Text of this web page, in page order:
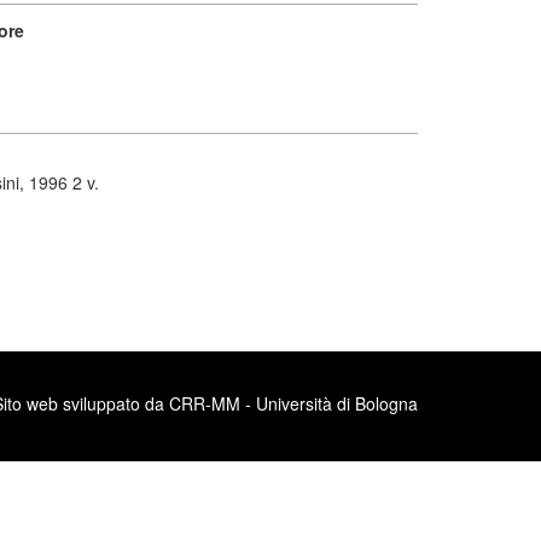
1996 2 v.
web sviluppato da CRR-MM - Università di Bologna